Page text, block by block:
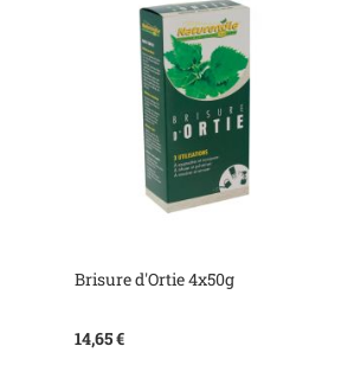
Brisure d'Ortie 4x50g
14,65 €